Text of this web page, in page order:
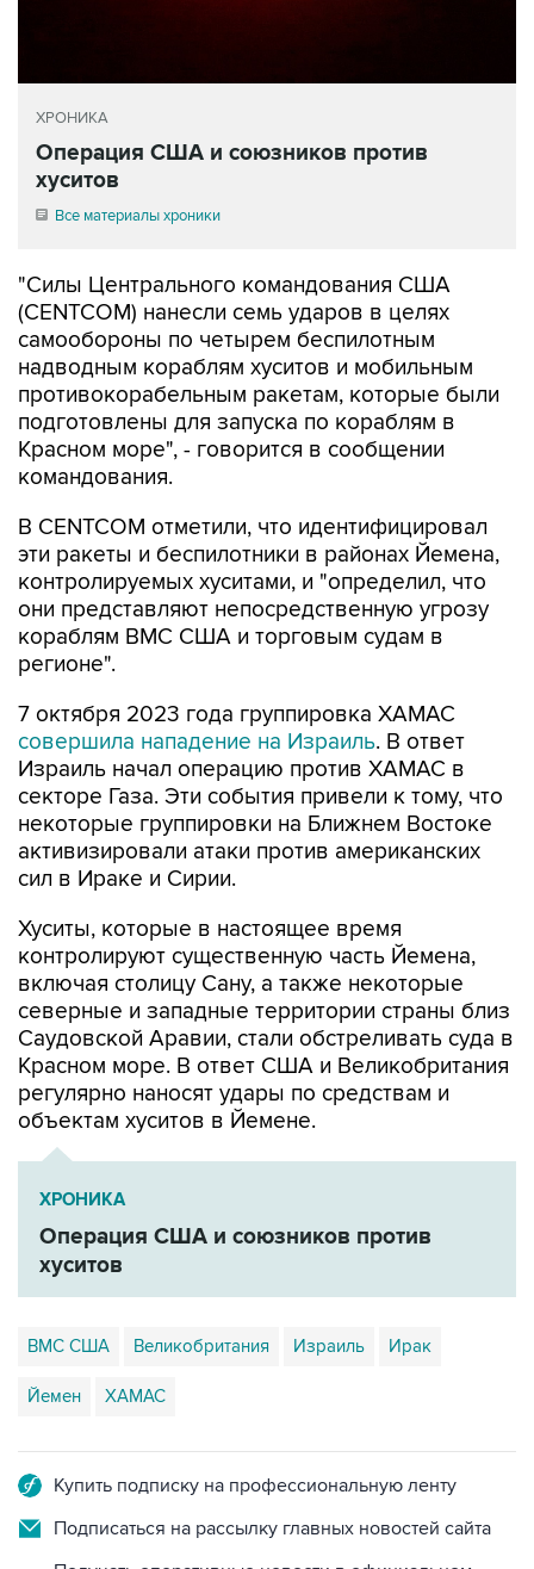
ХРОНИКА
Операция США и союзников против
хуситов
Все материалы хроники
"Силы Центрального командования США
(CENTCOM) нанесли семь ударов в целях
самообороны по четырем беспилотным
надводным кораблям хуситов и мобильным
противокорабельным ракетам, которые были
подготовлены для запуска по кораблям в
Красном море", - говорится в сообщении
командования.
В CENTCOM отметили, что идентифицировал
эти ракеты и беспилотники в районах Йемена,
контролируемых хуситами, и "определил, что
они представляют непосредственную угрозу
кораблям ВМС США и торговым судам в
регионе".
7 октября 2023 года группировка ХАМАС
совершила нападение на Израиль. В ответ
Израиль начал операцию против ХАМАС в
секторе Газа. Эти события привели к тому, что
некоторые группировки на Ближнем Востоке
активизировали атаки против американских
сил в Ираке и Сирии.
Хуситы, которые в настоящее время
контролируют существенную часть Йемена,
включая столицу Сану, а также некоторые
северные и западные территории страны близ
Саудовской Аравии, стали обстреливать суда в
Красном море. В ответ США и Великобритания
регулярно наносят удары по средствам и
объектам хуситов в Йемене.
ХРОНИКА
Операция США и союзников против
хуситов
ВМС США Великобритания Израиль Ирак
Йемен ХАМАС
Купить подписку на профессиональную ленту
Подписаться на рассылку главных новостей сайта